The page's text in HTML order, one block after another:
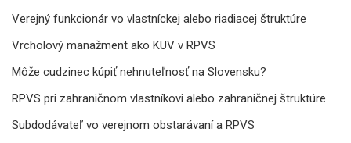
Verejný funkcionár vo vlastníckej alebo riadiacej štruktúre
Vrcholový manažment ako KUV v RPVS
Môže cudzinec kúpiť nehnuteľnosť na Slovensku?
RPVS pri zahraničnom vlastníkovi alebo zahraničnej štruktúre
Subdodávateľ vo verejnom obstarávaní a RPVS